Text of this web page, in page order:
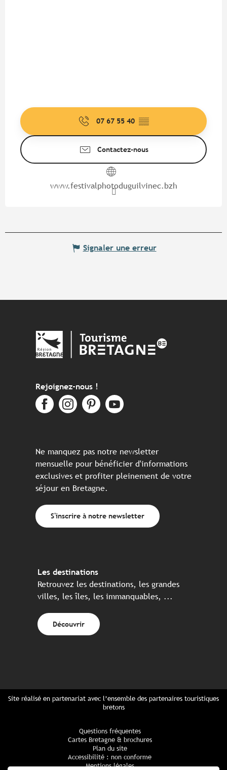
07 67 55 40 ▒▒
Contactez-nous
www.festivalphotoduguilvinec.bzh
Signaler une erreur
Rejoignez-nous !
Ne manquez pas notre newsletter
mensuelle pour bénéficier d'informations
exclusives et profiter pleinement de votre
séjour en Bretagne.
S'inscrire à notre newsletter
Les destinations
Retrouvez les destinations, les grandes
villes, les îles, les immanquables, ...
Découvrir
Site réalisé en partenariat avec l’ensemble des partenaires touristiques
bretons
Questions fréquentes
Cartes Bretagne & brochures
Plan du site
Accessibilité : non conforme
Mentions légales